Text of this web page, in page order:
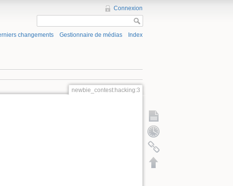
Connexion
changements Gestionnaire de médias Index
newbie_contest:hacking:3
Afficher la page
Anciennes révisions
Liens vers cette page
Haut de page